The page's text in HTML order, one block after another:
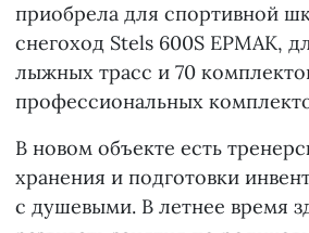
приобрела для спортивной
снегоход Stels 600S ЕРМАК,
лыжных трасс и 70
профессиональных
В новом объекте есть
хранения и подготовки
с душевыми. В летнее время